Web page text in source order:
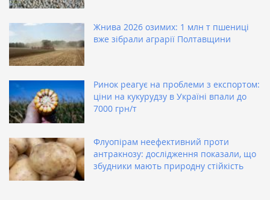
Жнива 2026 озимих: 1 млн т пшениці
вже зібрали аграрії Полтавщини
Ринок реагує на проблеми з експортом:
ціни на кукурудзу в Україні впали до
7000 грн/т
Флуопірам неефективний проти
антракнозу: дослідження показали, що
збудники мають природну стійкість